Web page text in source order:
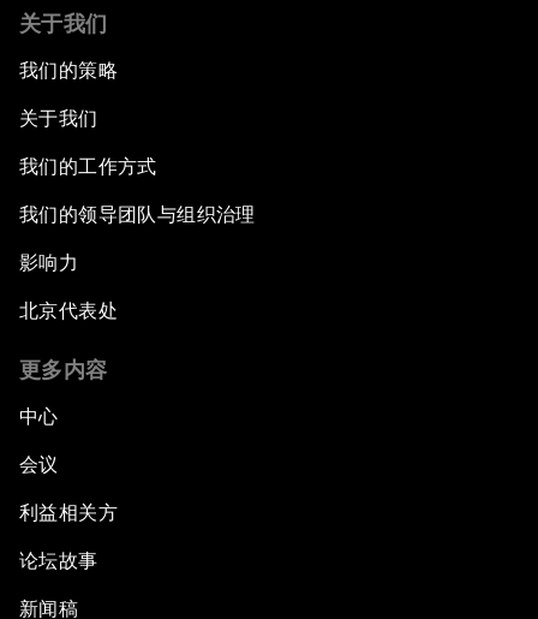
关于我们
我们的策略
关于我们
我们的工作方式
我们的领导团队与组织治理
影响力
北京代表处
更多内容
中心
会议
利益相关方
论坛故事
新闻稿